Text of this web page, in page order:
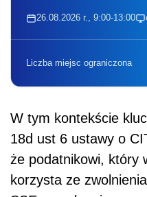
26.08.2026 r., 9:00-13:00
Liczba miejsc ograniczona
W tym kontekście
18d ust 6 ustawy o
że podatnikowi, który
korzysta ze